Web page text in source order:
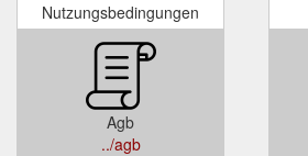
Nutzungsbedingungen
Agb
../agb